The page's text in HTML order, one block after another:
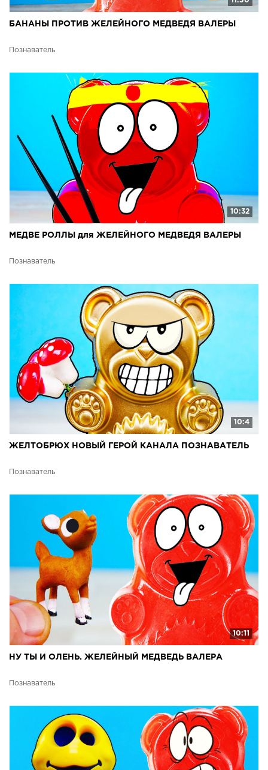
БАНАНЫ ПРОТИВ ЖЕЛЕЙНОГО МЕДВЕДЯ ВАЛЕРЫ
Познаватель
10:32
МЕДВЕ РОЛЛЫ для ЖЕЛЕЙНОГО МЕДВЕДЯ ВАЛЕРЫ
Познаватель
10:4
ЖЕЛТОБРЮХ НОВЫЙ ГЕРОЙ КАНАЛА ПОЗНАВАТЕЛЬ
Познаватель
10:11
НУ ТЫ И ОЛЕНЬ. ЖЕЛЕЙНЫЙ МЕДВЕДЬ ВАЛЕРА
Познаватель